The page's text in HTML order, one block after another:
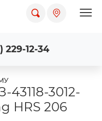
229-12-34
3012-
HRS 206